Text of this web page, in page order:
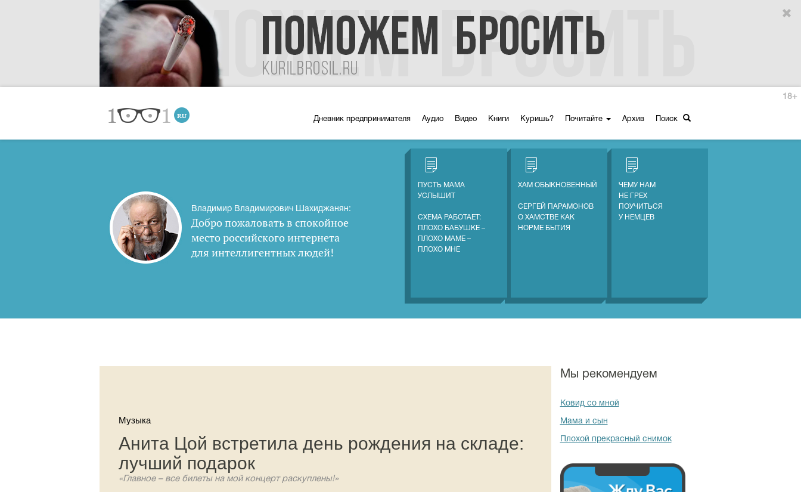
Дневник предпринимателя Аудио Видео Книги Куришь? Почитайте Архив Поиск
18+
Владимир Владимирович Шахиджанян:
Добро пожаловать в спокойное
место российского интернета
для интеллигентных людей!
ПУСТЬ МАМА
УСЛЫШИТ
СХЕМА РАБОТАЕТ:
ПЛОХО БАБУШКЕ –
ПЛОХО МАМЕ –
ПЛОХО МНЕ
ХАМ ОБЫКНОВЕННЫЙ
СЕРГЕЙ ПАРАМОНОВ
О ХАМСТВЕ КАК
НОРМЕ БЫТИЯ
ЧЕМУ НАМ
НЕ ГРЕХ
ПОУЧИТЬСЯ
У НЕМЦЕВ
Музыка
Анита Цой встретила день рождения на складе:
лучший подарок
«Главное – все билеты на мой концерт раскуплены!»
Мы рекомендуем
Ковид со мной
Мама и сын
Плохой прекрасный снимок